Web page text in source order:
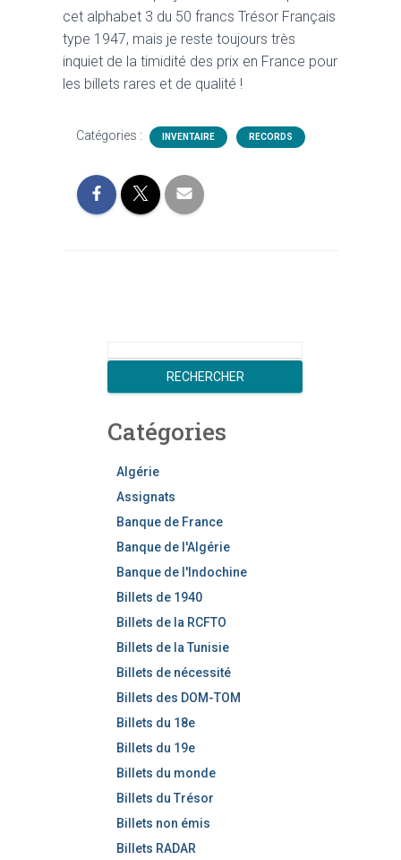
cet alphabet 3 du 50 francs Trésor Français
type 1947, mais je reste toujours très
inquiet de la timidité des prix en France pour
les billets rares et de qualité !
Catégories : INVENTAIRE RECORDS
c
e
RECHERCHER
Catégories
Algérie
Assignats
Banque de France
Banque de l'Algérie
Banque de l'Indochine
Billets de 1940
Billets de la RCFTO
Billets de la Tunisie
Billets de nécessité
Billets des DOM-TOM
Billets du 18e
Billets du 19e
Billets du monde
Billets du Trésor
Billets non émis
Billets RADAR